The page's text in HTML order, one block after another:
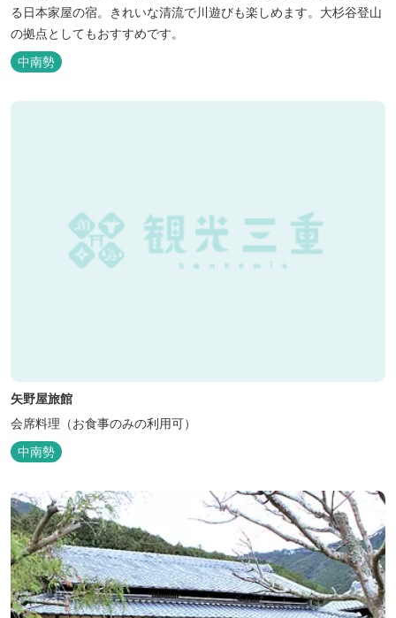
る日本家屋の宿。きれいな清流で川遊びも楽しめます。大杉谷登山
の拠点としてもおすすめです。
中南勢
矢野屋旅館
会席料理（お食事のみの利用可）
中南勢